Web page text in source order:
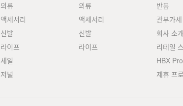
의류
액세서리
신발
라이프
세일
저널
의류
액세서리
신발
라이프
반품
관부가세
회사 소개
리테일
HBX Pro
제휴 프